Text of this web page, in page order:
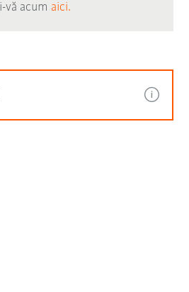
vă acum aici.